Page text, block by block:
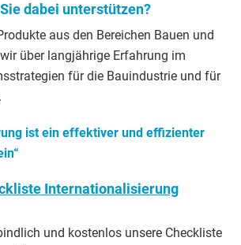
dabei unterstützen?
aus den Bereichen Bauen und
über langjährige Erfahrung im
für die Bauindustrie und für
ist ein effektiver und effizienter
Internationalisierung
und kostenlos unsere Checkliste